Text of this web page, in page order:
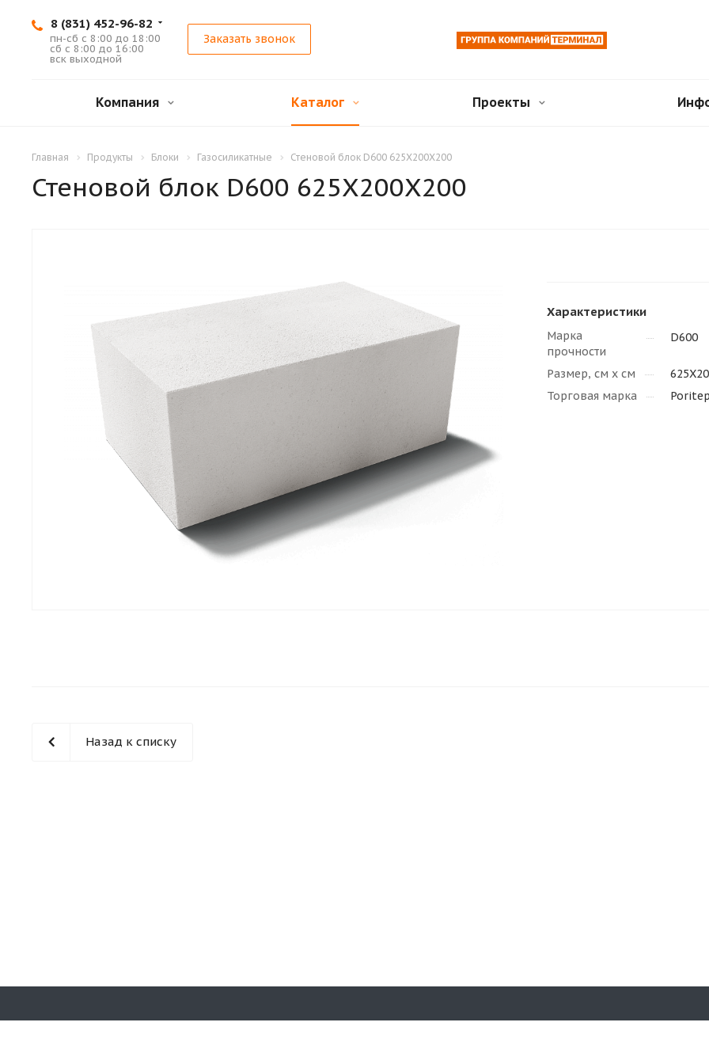
8 (831) 452-96-82
пн-сб с 8:00 до 18:00
сб с 8:00 до 16:00
вск выходной
Заказать звонок
Компания Каталог Проекты
Главная Продукты Блоки Газосиликатные Стеновой блок D600 625Х200Х200
Стеновой блок D600 625Х200Х200
Характеристики
Марка
прочности
D600
Размер, см х см
Торговая марка
Poritep
Назад к списку